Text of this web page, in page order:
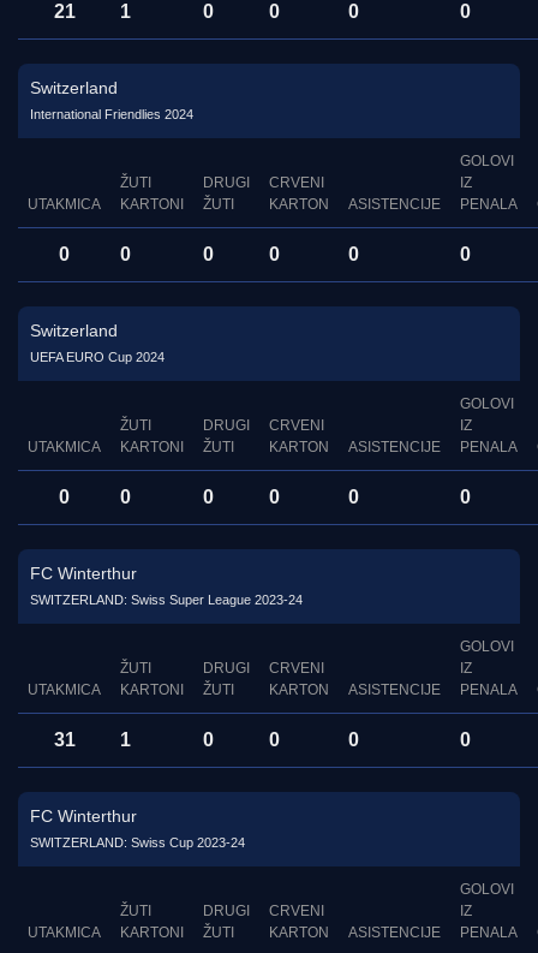
21 1 0 0 0 0
Switzerland
International Friendlies 2024
UTAKMICA
ŽUTI
KARTONI
DRUGI
ŽUTI
CRVENI
KARTON
ASISTENCIJE
GOLOVI
IZ
PENALA
0 0 0 0 0 0
Switzerland
UEFA EURO Cup 2024
UTAKMICA
ŽUTI
KARTONI
DRUGI
ŽUTI
CRVENI
KARTON
ASISTENCIJE
GOLOVI
IZ
PENALA
0 0 0 0 0 0
FC Winterthur
SWITZERLAND: Swiss Super League 2023-24
UTAKMICA
ŽUTI
KARTONI
DRUGI
ŽUTI
CRVENI
KARTON
ASISTENCIJE
GOLOVI
IZ
PENALA
31 1 0 0 0 0
FC Winterthur
SWITZERLAND: Swiss Cup 2023-24
UTAKMICA
ŽUTI
KARTONI
DRUGI
ŽUTI
CRVENI
KARTON
ASISTENCIJE
GOLOVI
IZ
PENALA